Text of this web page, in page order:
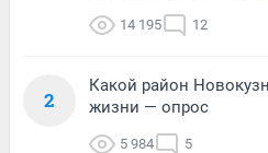
14 195 12
2
Какой район
жизни — опрос
5 984 5